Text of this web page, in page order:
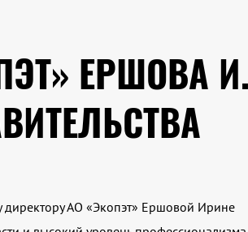
ЕРШОВА
директору АО «Экопэт» Ершовой Ирине